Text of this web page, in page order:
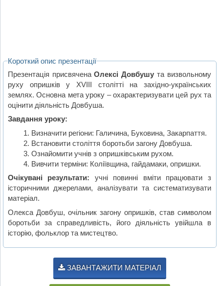
Короткий опис презентації
Презентація присвяченаОлексі Довбушу та визвольному
руху опришків у ХVІІІ столітті на західно-українських
землях. Основна мета уроку – охарактеризувати цей рух та
оцінити діяльність Довбуша.
Завдання уроку:
Визначити регіони: Галичина, Буковина, Закарпаття.
Встановити століття боротьби загону Довбуша.
Ознайомити учнів з опришківським рухом.
Вивчити терміни: Коліївщина, гайдамаки, опришки.
Очікувані результати: учні повинні вміти працювати з
історичними джерелами, аналізувати та систематизувати
матеріал.
Олекса Довбуш, очільник загону опришків, став символом
боротьби за справедливість, його діяльність увійшла в
історію, фольклор та мистецтво.
ЗАВАНТАЖИТИ МАТЕРІАЛ